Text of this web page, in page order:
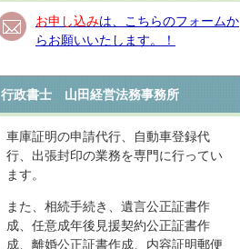
お申し込みは、こちらのフォームか
らお願いいたします。！
行政書士 山田経営法務事務所
車庫証明の申請代行、自動車登録代
行、出張封印の業務を専門に行ってい
ます。
また、相続手続き、遺言公正証書作
成、任意成年後見援契約公正証書作
成、離婚公正証書作成、内容証明郵便